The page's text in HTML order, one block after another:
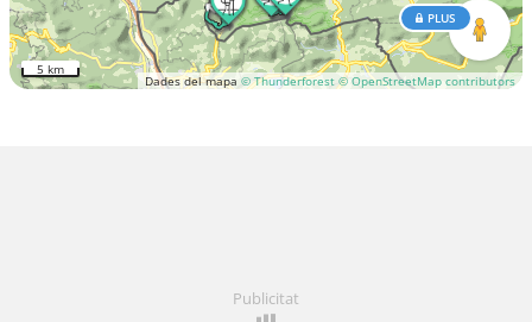
Dades del mapa © Thunderforest © OpenStreetMap contributors
PLUS
5 km
Publicitat